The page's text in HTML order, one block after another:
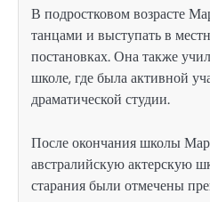
В подростковом возрасте
танцами и выступать в
постановках. Она также
школе, где была активной
драматической студии.
После окончания школы
австралийскую актерскую
старания были отмечены